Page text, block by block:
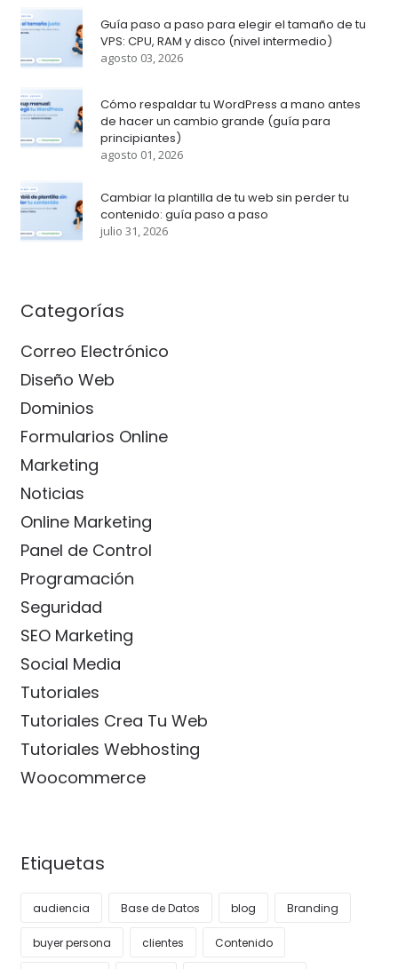
Guía paso a paso para elegir el tamaño de tu
VPS: CPU, RAM y disco (nivel intermedio)
agosto 03, 2026
Cómo respaldar tu WordPress a mano antes
de hacer un cambio grande (guía para
principiantes)
agosto 01, 2026
Cambiar la plantilla de tu web sin perder tu
contenido: guía paso a paso
julio 31, 2026
Categorías
Correo Electrónico
Diseño Web
Dominios
Formularios Online
Marketing
Noticias
Online Marketing
Panel de Control
Programación
Seguridad
SEO Marketing
Social Media
Tutoriales
Tutoriales Crea Tu Web
Tutoriales Webhosting
Woocommerce
Etiquetas
audiencia Base de Datos blog Branding
buyer persona clientes Contenido